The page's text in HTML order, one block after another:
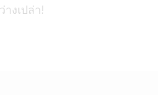
างเปล่า!